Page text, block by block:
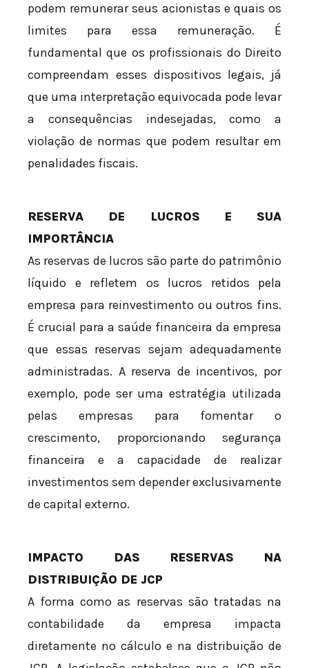
podem remunerar seus acionistas e quais os
limites para essa remuneração. É
fundamental que os profissionais do Direito
compreendam esses dispositivos legais, já
que uma interpretação equivocada pode levar
a consequências indesejadas, como a
violação de normas que podem resultar em
penalidades fiscais.
RESERVA DE LUCROS E SUA
IMPORTÂNCIA
As reservas de lucros são parte do patrimônio
líquido e refletem os lucros retidos pela
empresa para reinvestimento ou outros fins.
É crucial para a saúde financeira da empresa
que essas reservas sejam adequadamente
administradas. A reserva de incentivos, por
exemplo, pode ser uma estratégia utilizada
pelas empresas para fomentar o
crescimento, proporcionando segurança
financeira e a capacidade de realizar
investimentos sem depender exclusivamente
de capital externo.
IMPACTO DAS RESERVAS NA
DISTRIBUIÇÃO DE JCP
A forma como as reservas são tratadas na
contabilidade da empresa impacta
diretamente no cálculo e na distribuição de